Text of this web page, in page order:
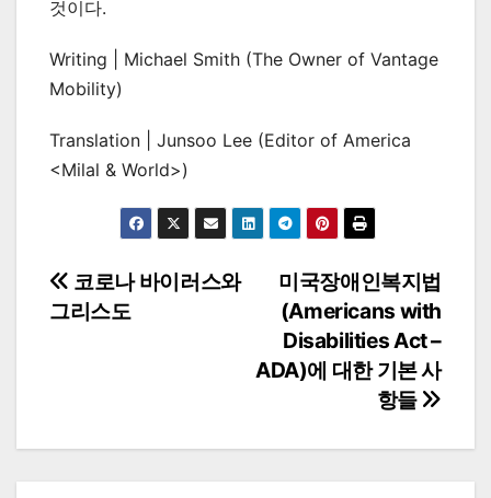
것이다.
Writing | Michael Smith (The Owner of Vantage
Mobility)
Translation | Junsoo Lee (Editor of America
<Milal & World>)
Post
navigation
미국장애인복지법
(Americans with
Disabilities Act –
ADA)에 대한 기본 사
항들
코로나 바이러스와
그리스도